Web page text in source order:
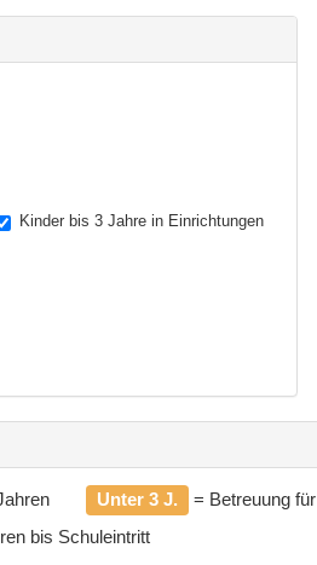
Kinder bis 3 Jahre in Einrichtungen
Unter 3 J.
= Betreuung
bis Schuleintritt